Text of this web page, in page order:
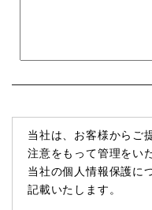
当社は、お客様からご
注意をもって管理をい
当社の個人情報保護に
記載いたします。